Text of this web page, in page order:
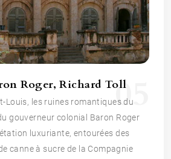
05
Roger, Richard Toll
Louis, les ruines romantiques du
gouverneur colonial Baron Roger
luxuriante, entourées des
canne à sucre de la Compagnie